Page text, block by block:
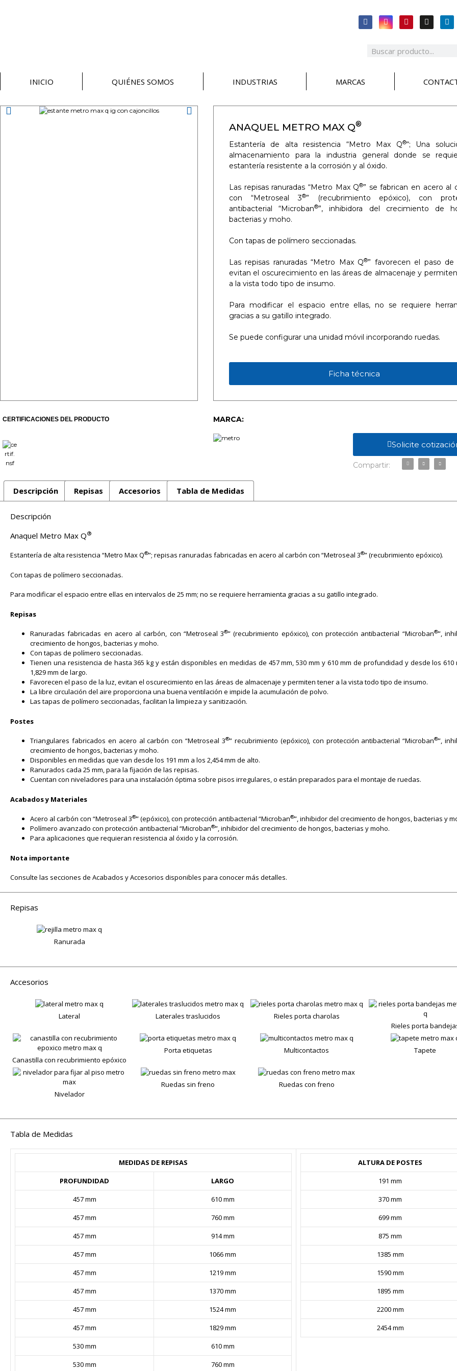
INICIO QUIÉNES SOMOS INDUSTRIAS MARCAS
ANAQUEL METRO MAX Q®
Estantería de alta resistencia “Metro Max Q®“; Una
almacenamiento para la industria general donde se
estantería resistente a la corrosión y al óxido.
Las repisas ranuradas “Metro Max Q®” se fabrican en acero al
con “Metroseal 3®” (recubrimiento epóxico), con
antibacterial “Microban®”, inhibidora del crecimiento de
bacterias y moho.
Con tapas de polímero seccionadas.
Las repisas ranuradas “Metro Max Q®” favorecen el paso de
evitan el oscurecimiento en las áreas de almacenaje y
a la vista todo tipo de insumo.
Para modificar el espacio entre ellas, no se requiere
gracias a su gatillo integrado.
Se puede configurar una unidad móvil incorporando ruedas.
Ficha técnica
CERTIFICACIONES DEL PRODUCTO MARCA:
Solicite
Compartir:
Descripción Repisas Accesorios Tabla de Medidas
Descripción
Anaquel Metro Max Q®
Estantería de alta resistencia “Metro Max Q®”; repisas ranuradas fabricadas en acero al carbón con “Metroseal 3®” (recubrimiento epóxico).
Con tapas de polímero seccionadas.
Para modificar el espacio entre ellas en intervalos de 25 mm; no se requiere herramienta gracias a su gatillo integrado.
Repisas
Ranuradas fabricadas en acero al carbón, con “Metroseal 3®” (recubrimiento epóxico), con protección antibacterial “Microban®”,
crecimiento de hongos, bacterias y moho.
Con tapas de polímero seccionadas.
Tienen una resistencia de hasta 365 kg y están disponibles en medidas de 457 mm, 530 mm y 610 mm de profundidad y desde los 610
1,829 mm de largo.
Favorecen el paso de la luz, evitan el oscurecimiento en las áreas de almacenaje y permiten tener a la vista todo tipo de insumo.
La libre circulación del aire proporciona una buena ventilación e impide la acumulación de polvo.
Las tapas de polímero seccionadas, facilitan la limpieza y sanitización.
Postes
Triangulares fabricados en acero al carbón con “Metroseal 3®” recubrimiento (epóxico), con protección antibacterial “Microban®”,
crecimiento de hongos, bacterias y moho.
Disponibles en medidas que van desde los 191 mm a los 2,454 mm de alto.
Ranurados cada 25 mm, para la fijación de las repisas.
Cuentan con niveladores para una instalación óptima sobre pisos irregulares, o están preparados para el montaje de ruedas.
Acabados y Materiales
Acero al carbón con “Metroseal 3®” (epóxico), con protección antibacterial “Microban®”, inhibidor del crecimiento de hongos, bacterias y
Polímero avanzado con protección antibacterial “Microban®”, inhibidor del crecimiento de hongos, bacterias y moho.
Para aplicaciones que requieran resistencia al óxido y la corrosión.
Nota importante
Consulte las secciones de Acabados y Accesorios disponibles para conocer más detalles.
Repisas
Ranurada
Accesorios
Lateral Laterales traslucidos
Rieles porta charolas
Rieles porta
Canastilla con recubrimiento epóxico
Porta etiquetas Multicontactos Tapete
Nivelador
Ruedas sin freno Ruedas con freno
Tabla de Medidas
MEDIDAS DE REPISAS
PROFUNDIDAD
LARGO
457 mm
610 mm
457 mm
760 mm
457 mm
914 mm
457 mm
1066 mm
457 mm
1219 mm
457 mm
1370 mm
457 mm
1524 mm
457 mm
1829 mm
530 mm
610 mm
530 mm
760 mm
ALTURA DE POSTES
191 mm
370 mm
699 mm
875 mm
1385 mm
1590 mm
1895 mm
2200 mm
2454 mm